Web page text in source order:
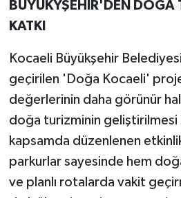
BÜYÜKYŞEHİR'DEN DOĞA
KATKI
Kocaeli Büyükşehir
geçirilen 'Doğa Kocaeli'
değerlerinin daha görünür
doğa turizminin geliştirilmesi
kapsamda düzenlenen
parkurlar sayesinde hem
ve planlı rotalarda vakit